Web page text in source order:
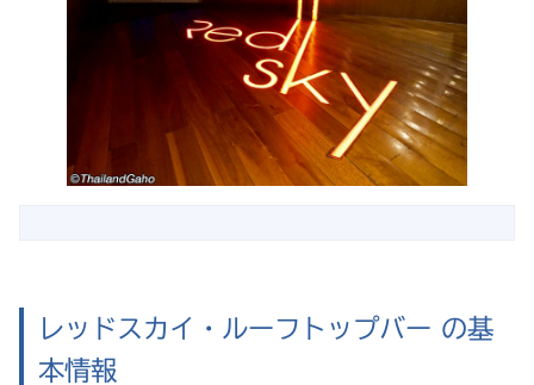
レッドスカイ・ルーフトップバー の基
本情報